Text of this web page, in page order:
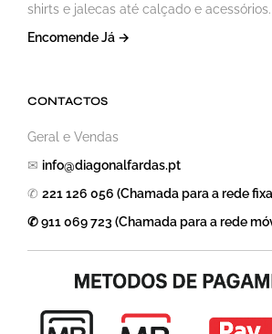
shirts e jalecas até calçado e acessórios.
Encomende Já →
CONTACTOS
Geral e Vendas
✉ info@diagonalfardas.pt
✆ 221 126 056 (Chamada para a rede
✆ 911 069 723 (Chamada para a rede